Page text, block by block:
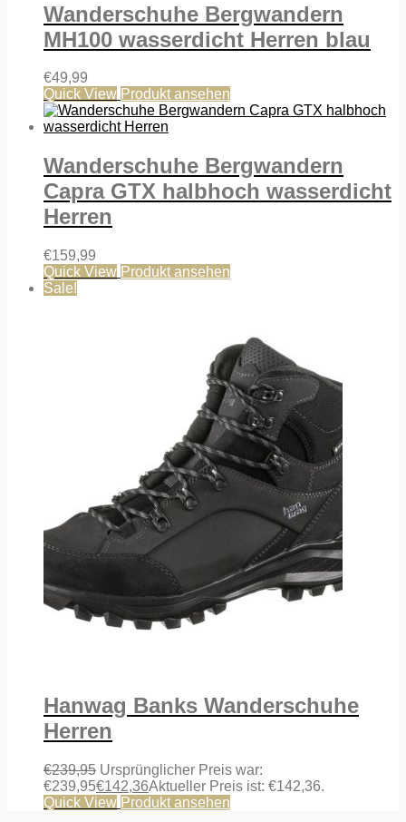
Wanderschuhe Bergwandern
MH100 wasserdicht Herren blau
€49,99
Quick View Produkt ansehen
Wanderschuhe Bergwandern
Capra GTX halbhoch wasserdicht
Herren
€159,99
Quick View Produkt ansehen
Sale!
Hanwag Banks Wanderschuhe
Herren
€239,95 Ursprünglicher Preis war:
€239,95€142,36Aktueller Preis ist: €142,36.
Quick View Produkt ansehen